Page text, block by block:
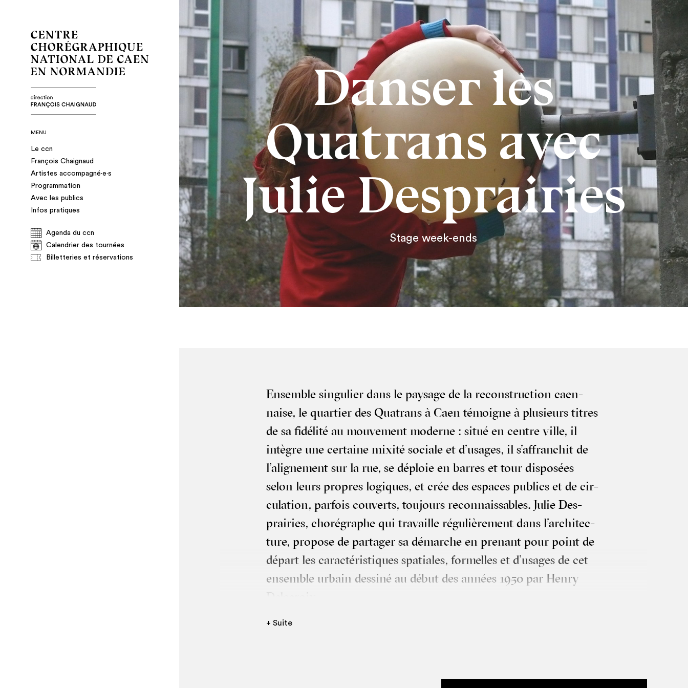
MENU
Le ccn
François Chaignaud
Artistes accompagné·e·s
Programmation
Avec les publics
Infos pratiques
Agenda du ccn
Calendrier des tournées
Billetteries et réservations
Danser les
Quatrans avec
Julie Desprairies
Stage week-ends
Ensemble sin­gu­lier dans le pay­sage de la recons­truc­tion caen­
naise, le quar­tier des Qua­trans à Caen témoigne à plu­sieurs titres
de sa fidé­li­té au mou­ve­ment moderne : situé en centre ville, il
intègre une cer­taine mixi­té sociale et d’u­sages, il s’af­fran­chit de
l’a­li­gne­ment sur la rue, se déploie en barres et tour dis­po­sées
selon leurs propres logiques, et crée des espaces publics et de cir­
cu­la­tion, par­fois cou­verts, tou­jours recon­nais­sables. Julie Des­
prai­ries, cho­ré­graphe qui tra­vaille régu­liè­re­ment dans l’ar­chi­tec­
ture, pro­pose de par­ta­ger sa démarche en pre­nant pour point de
départ les carac­té­ris­tiques spa­tiales, for­melles et d’u­sages de cet
ensemble urbain des­si­né au début des années 1950 par Hen­ry
Echauf­fe­ment du corps, exer­cices et écri­ture de la danse seront
+ Suite